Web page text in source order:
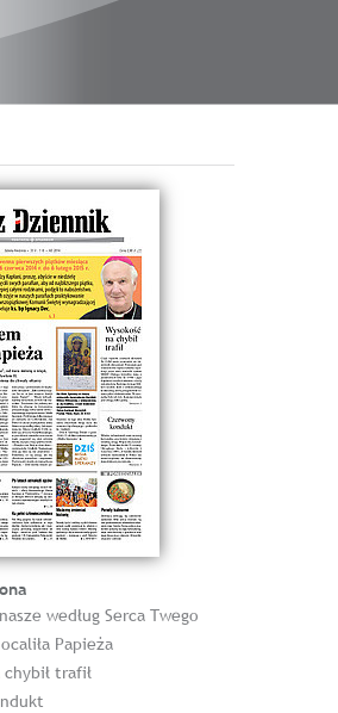
według Serca Twego
Papieża
trafił